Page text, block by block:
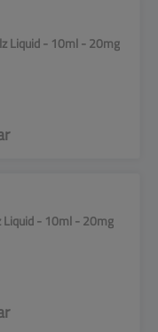
Liquid - 10ml - 20mg
- 10ml - 20mg